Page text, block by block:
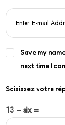
Save my
next time I
Saisissez votre
13 − six =